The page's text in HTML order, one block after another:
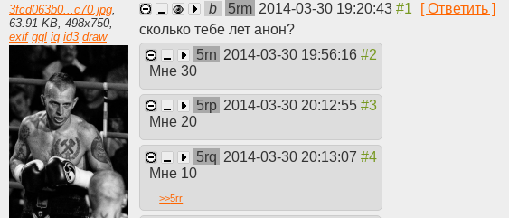
3fcd063b0...c70.jpg,
63.91 KB, 498x750,
exif ggl iq id3 draw
b 5rm 2014-03-30 19:20:43
сколько тебе лет анон?
5rn 2014-03-30 19:56:16
Мне 30
5rp 2014-03-30 20:12:55
Мне 20
5rq 2014-03-30 20:13:07
Мне 10
>>5rr